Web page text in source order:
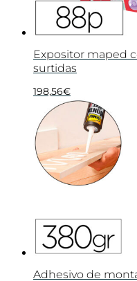
Expositor maped
surtidas
198,56€
Adhesivo de